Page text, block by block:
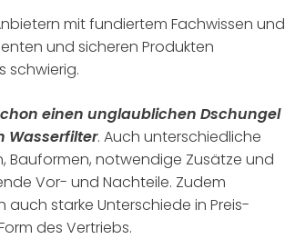
mit fundiertem Fachwissen und
und sicheren Produkten
schwierig.
einen unglaublichen Dschungel
Wasserfilter. Auch unterschiedliche
Bauformen, notwendige Zusätze und
Vor- und Nachteile. Zudem
auch starke Unterschiede in Preis-
des Vertriebs.